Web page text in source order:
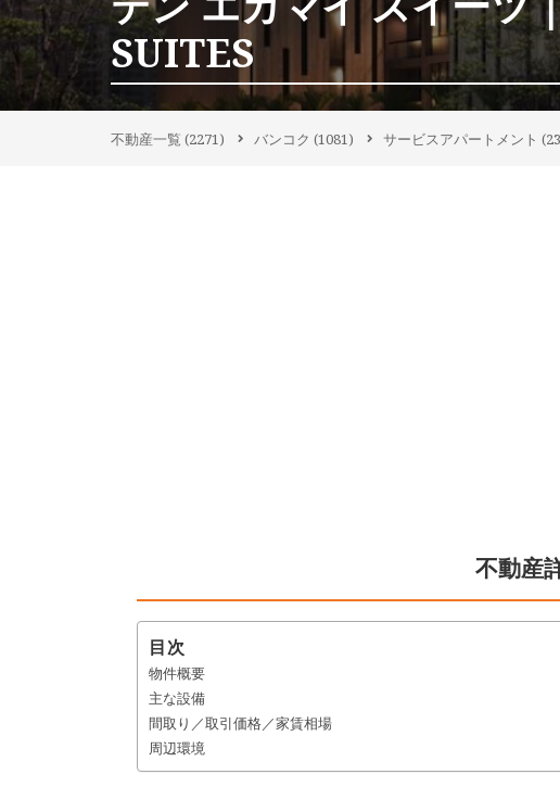
SUITES
不動産一覧 (2271) バンコク (1081) サービスアパートメント
不動産
目次
物件概要
主な設備
間取り／取引価格／家賃相場
周辺環境